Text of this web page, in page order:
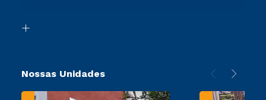
Transferência
Nossas Unidades